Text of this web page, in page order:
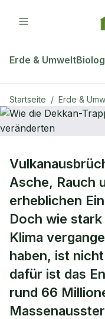
Erde & Umwelt
Startseite / Erde &
Wie die
das Klima
Asche, Rauch
erheblichen
Doch wie
Klima
haben, ist
dafür ist das
rund 66